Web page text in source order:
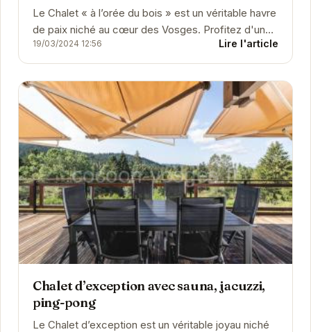
Le Chalet « à l’orée du bois » est un véritable havre
de paix niché au cœur des Vosges. Profitez d'un
séjour relaxant dans ce chalet...
19/03/2024 12:56 Lire l'article
Chalet d’exception avec sauna, jacuzzi,
ping-pong
Le Chalet d’exception est un véritable joyau niché